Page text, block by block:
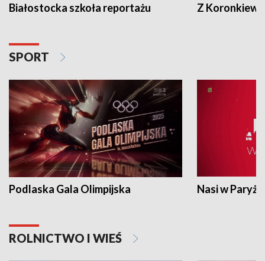
Białostocka szkoła reportażu Z
SPORT
Podlaska Gala Olimpijska Nasi w Paryżu
ROLNICTWO I WIEŚ